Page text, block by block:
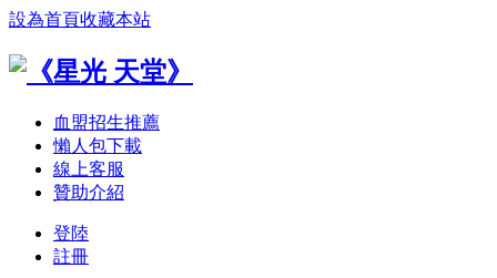
設為首頁收藏本站
血盟招生推薦
懶人包下載
線上客服
贊助介紹
登陸
註冊